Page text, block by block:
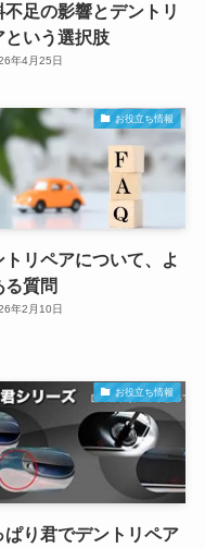
不足の影響とデントリ
という選択肢
年4月25日
お役立ち情報
トリペアについて、よ
る質問
年2月10日
お役立ち情報
ぱり君でデントリペア